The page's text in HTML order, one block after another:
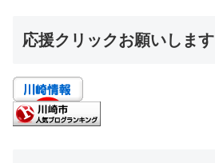
応援クリックお願いします